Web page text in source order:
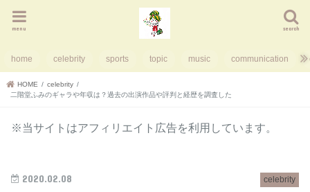
search
menu
home celebrity sports topic music communication
HOME
celebrity
二階堂ふみのギャラや年収は？過去の出演作品や評判と経歴を調査した
※当サイトはアフィリエイト広告を利用しています。
celebrity
2020.02.08